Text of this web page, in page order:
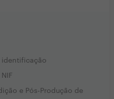
identificação
NIF
e Pós-Produção de